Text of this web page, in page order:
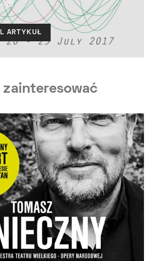
15
ARTYKUŁ
zainteresować